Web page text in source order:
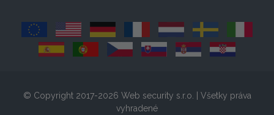
© Copyright 2017-2026 Web security s.r.o. | Všetky práva
vyhradené